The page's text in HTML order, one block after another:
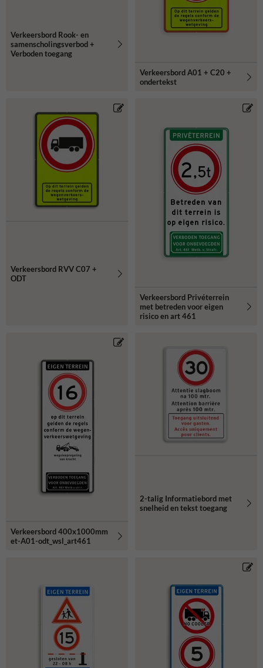
Verkeersbord Rook- en
samenscholingsverbod +
Verboden toegang
Verkeersbord A01 + C20 +
ondertekst
Verkeersbord RVV C07 +
ODT
Verkeersbord Privéterrein
met betreden voor eigen
risico en art 461
Verkeersbord 400x1000mm
et-A01-odt_wsl_art461
2-talig Informatiebord met
snelheid en tekst toegang